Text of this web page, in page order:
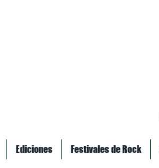
Ediciones Festivales de Rock